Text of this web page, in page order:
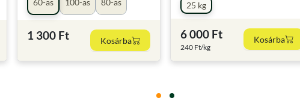
1 300 Ft Kosárba
25 kg
6 000 Ft
240 Ft/kg
Kosárba